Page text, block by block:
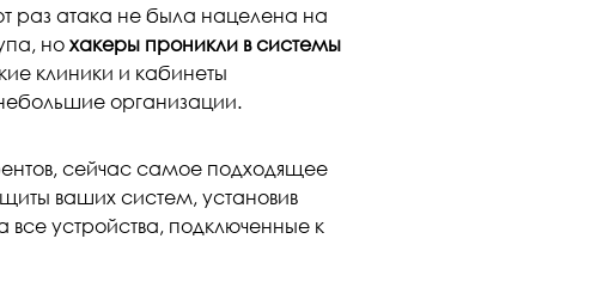
раз атака не была нацелена на
но хакеры проникли в системы
клиники и кабинеты
организации.
сейчас самое подходящее
ваших систем, установив
все устройства, подключенные к